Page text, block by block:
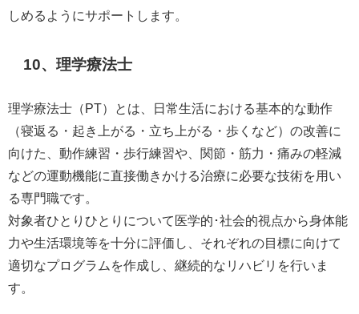
しめるようにサポートします。
10、理学療法士
理学療法士（PT）とは、日常生活における基本的な動作
（寝返る・起き上がる・立ち上がる・歩くなど）の改善に
向けた、動作練習・歩行練習や、関節・筋力・痛みの軽減
などの運動機能に直接働きかける治療に必要な技術を用い
る専門職です。
対象者ひとりひとりについて医学的･社会的視点から身体能
力や生活環境等を十分に評価し、それぞれの目標に向けて
適切なプログラムを作成し、継続的なリハビリを行いま
す。